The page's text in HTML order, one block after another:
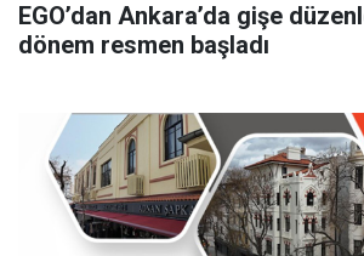
EGO’dan Ankara’da gişe
dönem resmen başladı